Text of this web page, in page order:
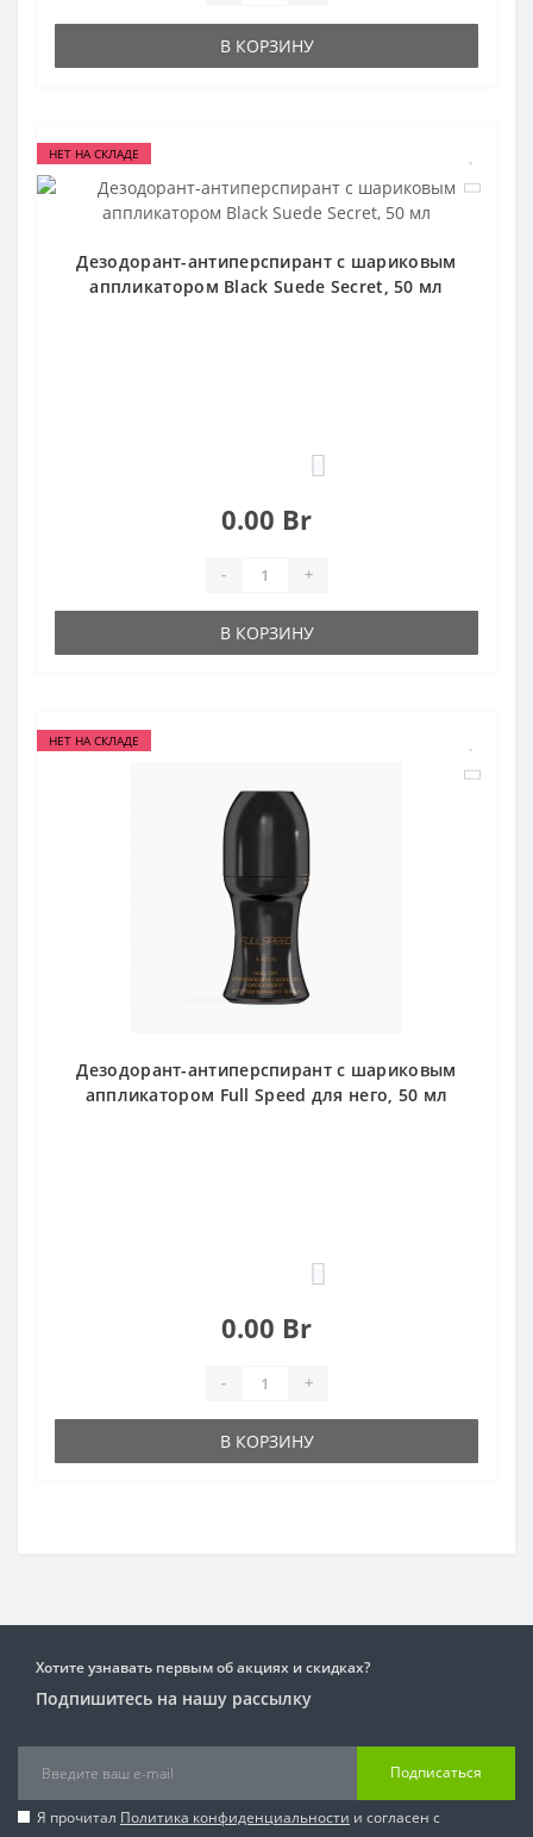
В КОРЗИНУ
НЕТ НА СКЛАДЕ
Дезодорант-антиперспирант с шариковым
аппликатором Black Suede Secret, 50 мл
0.00 Br
- +
В КОРЗИНУ
НЕТ НА СКЛАДЕ
Дезодорант-антиперспирант с шариковым
аппликатором Full Speed для него, 50 мл
0.00 Br
- +
В КОРЗИНУ
Хотите узнавать первым об акциях и скидках?
Подпишитесь на нашу рассылку
Подписаться
Я прочитал Политика конфиденциальности и согласен с